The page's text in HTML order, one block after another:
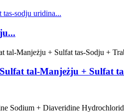
tal-Manjeżju + Sulfat